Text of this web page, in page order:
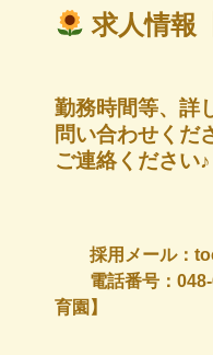
求人情報
勤務時間等、詳
問い合わせくだ
ご連絡ください♪
採用メール：
電話番号：048-
育園】